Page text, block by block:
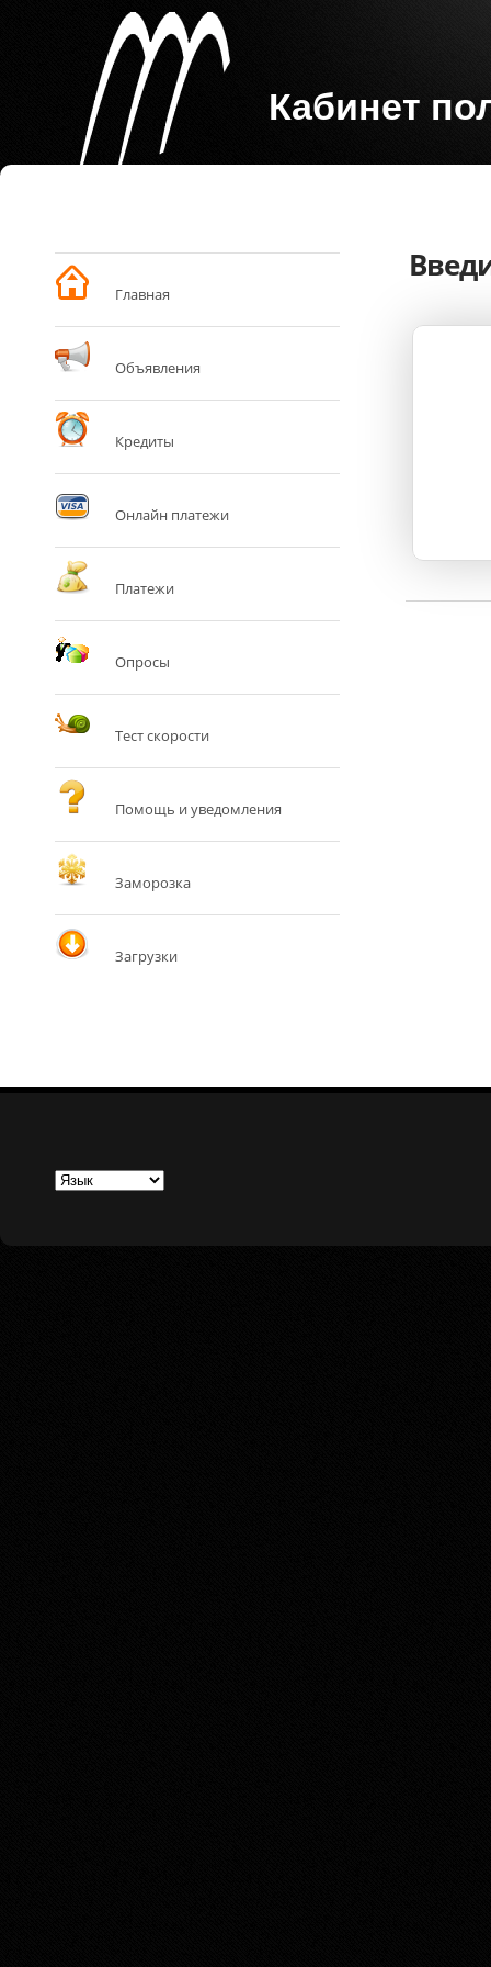
Кабинет
Главная
Объявления
Кредиты
Онлайн платежи
Платежи
Опросы
Тест скорости
Помощь и уведомления
Заморозка
Загрузки